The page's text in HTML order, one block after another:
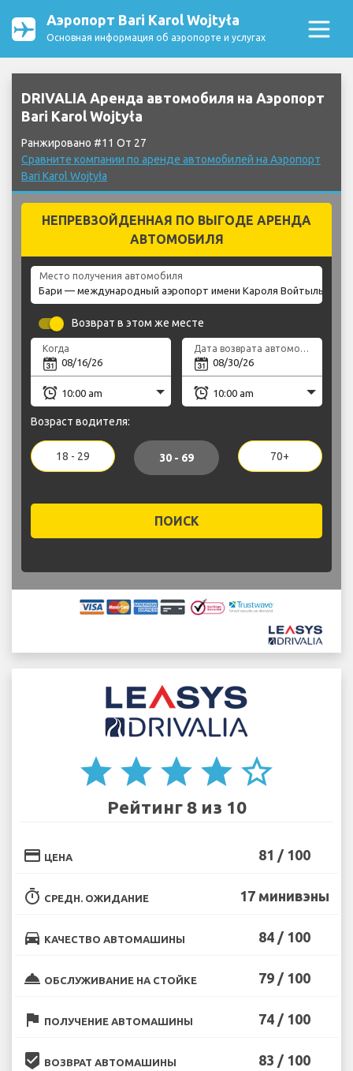
Аэропорт Bari Karol Wojtyła
Основная информация об аэропорте и услугах
DRIVALIA Аренда автомобиля на Аэропорт
Bari Karol Wojtyła
Ранжировано #11 От 27
Сравните компании по аренде автомобилей на Аэропорт
Bari Karol Wojtyła
НЕПРЕВЗОЙДЕННАЯ ПО ВЫГОДЕ АРЕНДА
АВТОМОБИЛЯ
Место получения автомобиля
Возврат в этом же месте
Когда Дата возврата автомобиля
Возраст водителя:
18 - 29 30 - 69 70+
ПОИСК
star star star star star_border
Рейтинг 8 из 10
credit_card ЦЕНА 81 / 100
timer СРЕДН. ОЖИДАНИЕ 17 минивэны
directions_car КАЧЕСТВО АВТОМАШИНЫ 84 / 100
room_service ОБСЛУЖИВАНИЕ НА СТОЙКЕ 79 / 100
flag ПОЛУЧЕНИЕ АВТОМАШИНЫ 74 / 100
beenhere ВОЗВРАТ АВТОМАШИНЫ 83 / 100